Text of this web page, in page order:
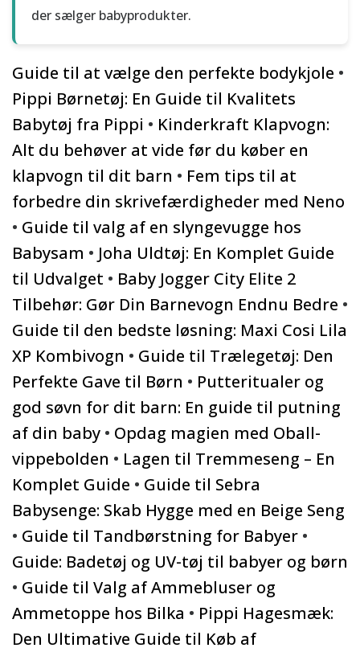
der sælger babyprodukter.
Guide til at vælge den perfekte bodykjole •
Pippi Børnetøj: En Guide til Kvalitets
Babytøj fra Pippi • Kinderkraft Klapvogn:
Alt du behøver at vide før du køber en
klapvogn til dit barn • Fem tips til at
forbedre din skrivefærdigheder med Neno
• Guide til valg af en slyngevugge hos
Babysam • Joha Uldtøj: En Komplet Guide
til Udvalget • Baby Jogger City Elite 2
Tilbehør: Gør Din Barnevogn Endnu Bedre •
Guide til den bedste løsning: Maxi Cosi Lila
XP Kombivogn • Guide til Trælegetøj: Den
Perfekte Gave til Børn • Putteritualer og
god søvn for dit barn: En guide til putning
af din baby • Opdag magien med Oball-
vippebolden • Lagen til Tremmeseng – En
Komplet Guide • Guide til Sebra
Babysenge: Skab Hygge med en Beige Seng
• Guide til Tandbørstning for Babyer •
Guide: Badetøj og UV-tøj til babyer og børn
• Guide til Valg af Ammebluser og
Ammetoppe hos Bilka • Pippi Hagesmæk:
Den Ultimative Guide til Køb af